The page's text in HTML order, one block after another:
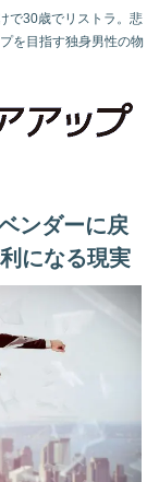
で30歳でリストラ。悲
を目指す独身男性の物
ンダーに戻
になる現実